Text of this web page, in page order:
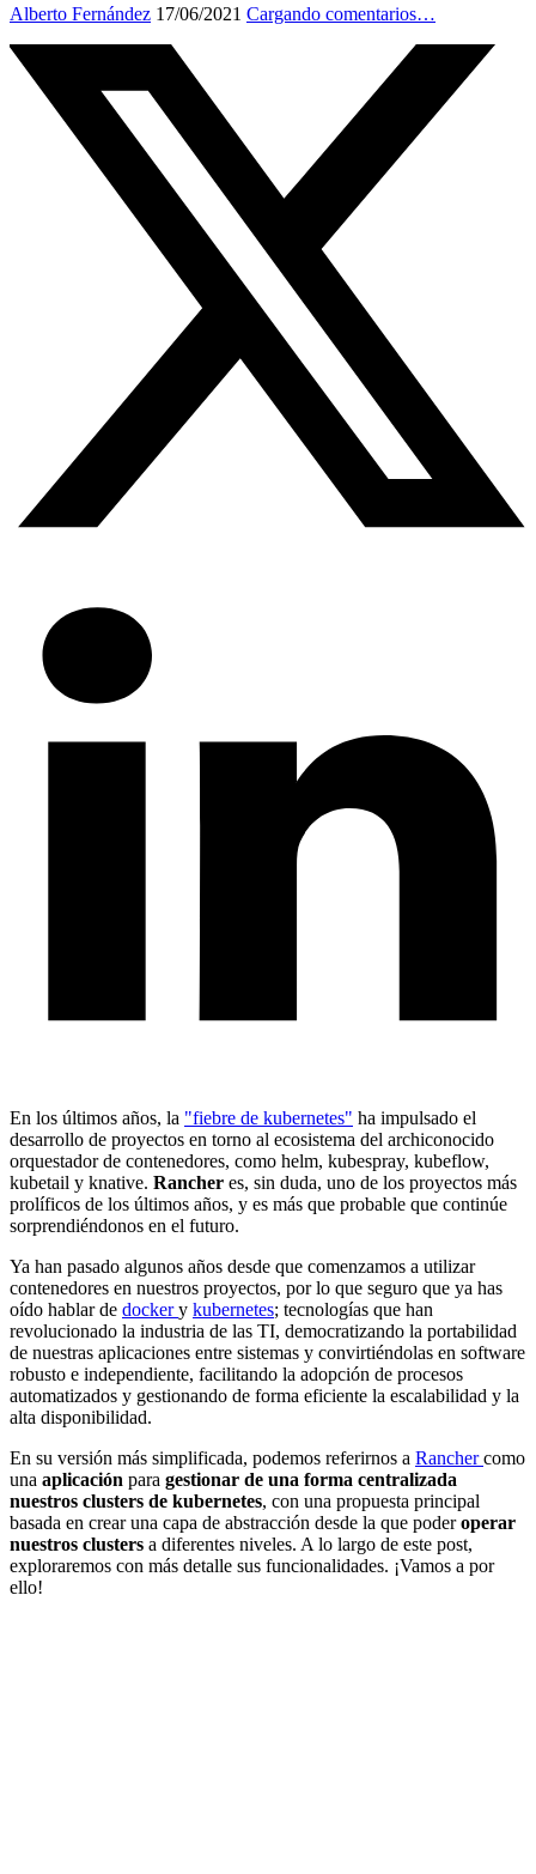
Alberto Fernández 17/06/2021 Cargando comentarios…
En los últimos años, la "fiebre de kubernetes" ha impulsado el
desarrollo de proyectos en torno al ecosistema del archiconocido
orquestador de contenedores, como helm, kubespray, kubeflow,
kubetail y knative. Rancher es, sin duda, uno de los proyectos más
prolíficos de los últimos años, y es más que probable que continúe
sorprendiéndonos en el futuro.
Ya han pasado algunos años desde que comenzamos a utilizar
contenedores en nuestros proyectos, por lo que seguro que ya has
oído hablar de dockery kubernetes; tecnologías que han
revolucionado la industria de las TI, democratizando la portabilidad
de nuestras aplicaciones entre sistemas y convirtiéndolas en software
robusto e independiente, facilitando la adopción de procesos
automatizados y gestionando de forma eficiente la escalabilidad y la
alta disponibilidad.
En su versión más simplificada, podemos referirnos a Ranchercomo
una aplicación para gestionar de una forma centralizada
nuestros clusters de kubernetes, con una propuesta principal
basada en crear una capa de abstracción desde la que poderoperar
nuestros clusters a diferentes niveles. A lo largo de este post,
exploraremos con más detalle sus funcionalidades. ¡Vamos a por
ello!